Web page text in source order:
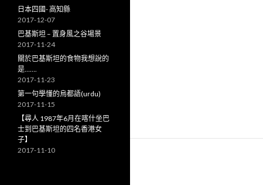
日本四國- 高知縣
2017-12-07
巴基斯坦 – 置身風之谷場景
2017-11-24
關於巴基斯坦的食物我想說的
是…….
2017-11-23
第一句學懂的烏都語(urdu)
2017-11-15
【尋人 1987年6月在喀什坐巴
士到巴基斯坦的四名香港女
子】
2017-11-10